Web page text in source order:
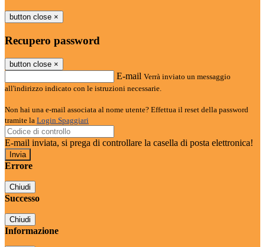
button close ×
Recupero password
button close ×
E-mail Verrà inviato un messaggio
all'indirizzo indicato con le istruzioni necessarie.
Non hai una e-mail associata al nome utente? Effettua il reset della password
tramite la Login Spaggiari
E-mail inviata, si prega di controllare la casella di posta elettronica!
Errore
Chiudi
Successo
Chiudi
Informazione